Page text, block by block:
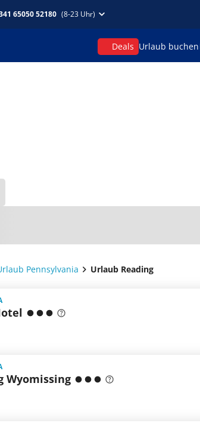
65050 52180 (8-23 Uhr)
Deals Urlaub buchen
Pennsylvania Urlaub Reading
Wyomissing